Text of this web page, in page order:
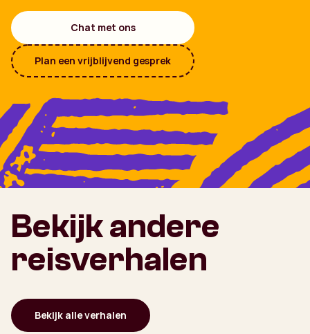
Chat met ons
Plan een vrijblijvend gesprek
Bekijk andere
reisverhalen
Bekijk alle verhalen